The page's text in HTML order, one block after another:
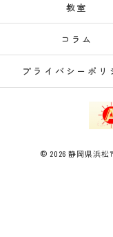
教室
コラム
プライバシーポリ
© 2026 静岡県浜松市